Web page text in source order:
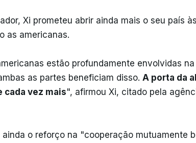
Xi prometeu abrir ainda mais o seu país
as americanas.
estão profundamente envolvidas
as partes beneficiam disso. A porta da
cada vez mais", afirmou Xi, citado pela
ainda o reforço na "cooperação mutuamente